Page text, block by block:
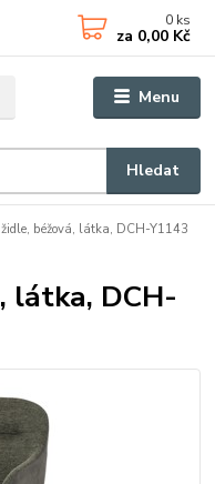
Menu
Hledat
0 ks
za 0,00 Kč
béžová, látka, DCH-Y1143
látka, DCH-